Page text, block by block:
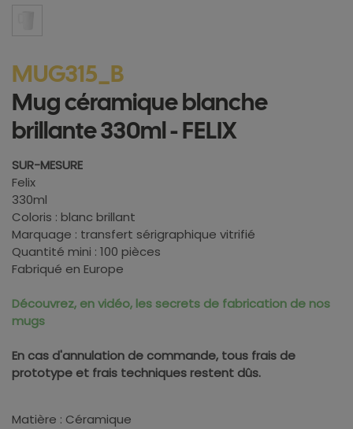
MUG315_B
Mug céramique blanche
brillante 330ml - FELIX
SUR-MESURE
Felix
330ml
Coloris : blanc brillant
Marquage : transfert sérigraphique vitrifié
Quantité mini : 100 pièces
Fabriqué en Europe
Découvrez, en vidéo, les secrets de fabrication de nos
mugs
En cas d'annulation de commande, tous frais de
prototype et frais techniques restent dûs.
Matière : Céramique